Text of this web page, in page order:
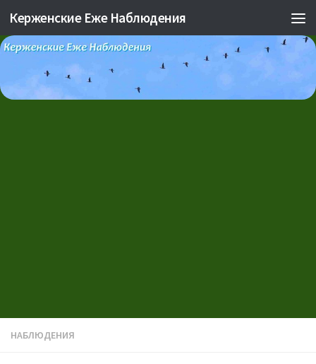
Skip to content
Керженские Еже Наблюдения
НАБЛЮДЕНИЯ